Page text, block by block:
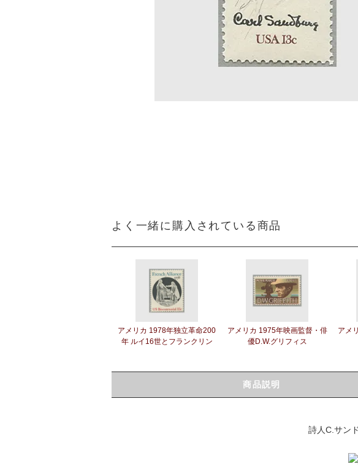
よく一緒に購入されている商品
アメリカ 1978年独立革命200
年 ルイ16世とフランクリン
アメリカ 1975年映画監督・俳
優D.W.グリフィス
アメ
商品説明
詩人C.サン